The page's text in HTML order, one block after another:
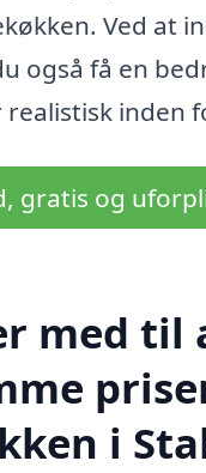
Ved at
også få en
realistisk inden
gratis og
med til
i